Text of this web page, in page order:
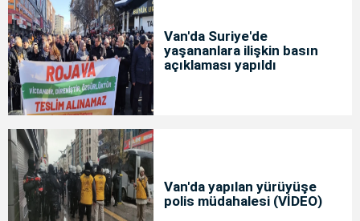
Van'da Suriye'de
yaşananlara ilişkin basın
açıklaması yapıldı
Van'da yapılan yürüyüşe
polis müdahalesi (VİDEO)